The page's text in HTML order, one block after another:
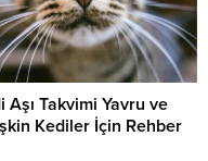
Aşı Takvimi Yavru ve
Kediler İçin Rehber